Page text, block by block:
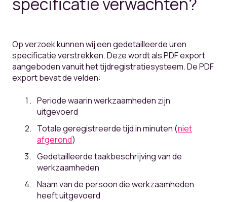
Op verzoek kunnen wij een gedetailleerde uren
specificatie verstrekken. Deze wordt als PDF export
aangeboden vanuit het tijdregistratiesysteem. De PDF
export bevat de velden:
Periode waarin werkzaamheden zijn
uitgevoerd
Totale geregistreerde tijd in minuten (niet
afgerond)
Gedetailleerde taakbeschrijving van de
werkzaamheden
Naam van de persoon die werkzaamheden
heeft uitgevoerd